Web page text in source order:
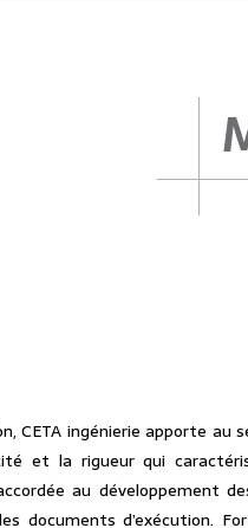
CETA ingénierie apporte au
et la rigueur qui
au développement
documents d’exécution.